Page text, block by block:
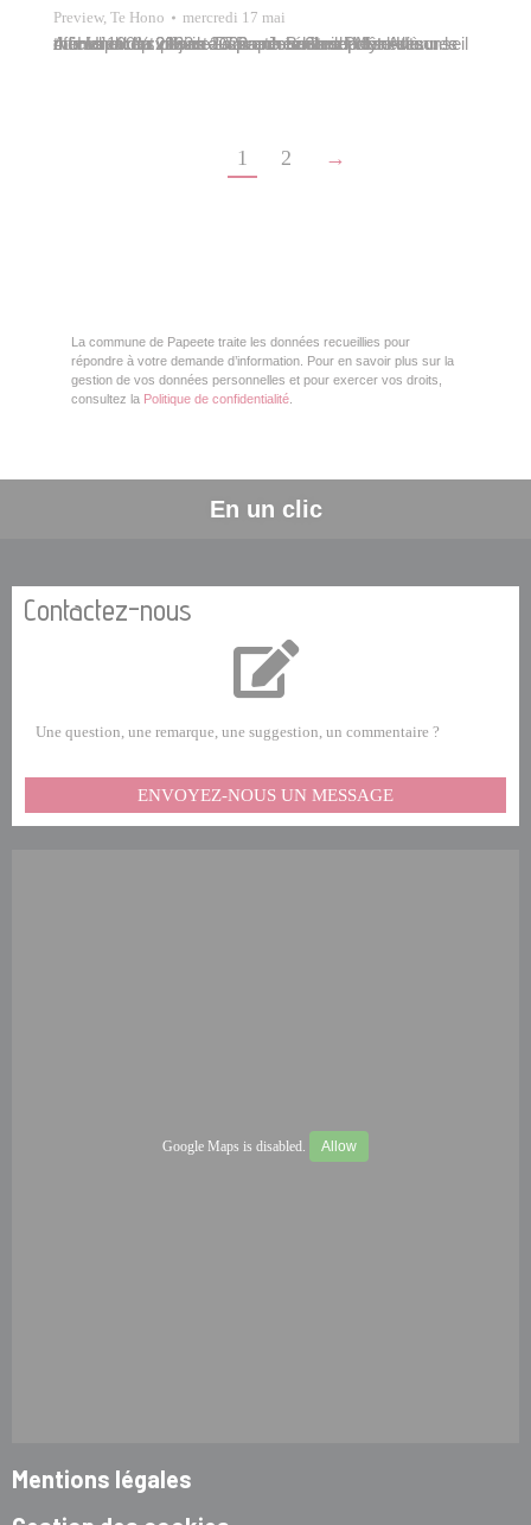
Preview, Te Hono mercredi 17 mai
A la Une : La ville de Papeete célèbre la fête des mères et des pères au marché municipal – Au conseil municipal du 21 juin 2022 – Journées Polynésiennes du Handicap 2022 – La promenade de Motu Uta officiellement ouverte – Papeete Street Market sur le thème 100% vahine – Tavana Buillard présent à…
1 2 →
La commune de Papeete traite les données recueillies pour
répondre à votre demande d’information. Pour en savoir plus sur la
gestion de vos données personnelles et pour exercer vos droits,
consultez la Politique de confidentialité
En un clic
Contactez-nous
Une question, une remarque, une suggestion, un commentaire ?
ENVOYEZ-NOUS UN MESSAGE
Google Maps is disabled. Allow
Mentions légales